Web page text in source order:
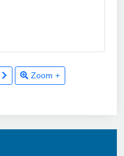
Zoom +